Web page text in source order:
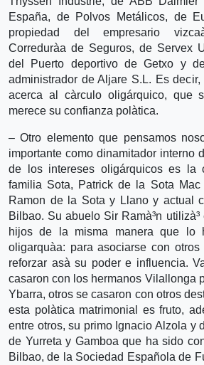
España, de Polvos Metálicos, de
propiedad del empresario
Corredurà­a de Seguros, de Servex
del Puerto deportivo de Getxo y
administrador de Aljare S.L. Es
acerca al cà­rculo oligárquico,
merece su confianza polà­tica.
– Otro elemento que pensamos
importante como dinamitador interno
de los intereses oligárquicos es la
familia Sota, Patrick de la Sota
Ramon de la Sota y Llano y actual
Bilbao. Su abuelo Sir Ramà³n
hijos de la misma manera que lo
oligarquà­a: para asociarse con
reforzar asà­ su poder e influencia.
casaron con los hermanos Vilallonga
Ybarra, otros se casaron con otros
esta polà­tica matrimonial es fruto,
entre otros, su primo Ignacio Alzola y
de Yurreta y Gamboa que ha sido
Bilbao, de la Sociedad Española de